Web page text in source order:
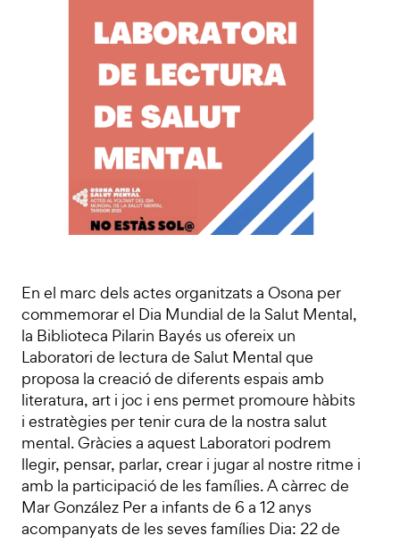
En el marc dels actes organitzats a Osona per
commemorar el Dia Mundial de la Salut Mental,
la Biblioteca Pilarin Bayés us ofereix un
Laboratori de lectura de Salut Mental que
proposa la creació de diferents espais amb
literatura, art i joc i ens permet promoure hàbits
i estratègies per tenir cura de la nostra salut
mental. Gràcies a aquest Laboratori podrem
llegir, pensar, parlar, crear i jugar al nostre ritme i
amb la participació de les famílies. A càrrec de
Mar González Per a infants de 6 a 12 anys
acompanyats de les seves famílies Dia: 22 de